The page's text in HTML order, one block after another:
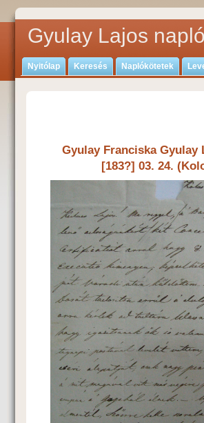
Gyulay Lajos
Nyitólap Keresés Naplókötetek
Gyulay Franciska Gyulay
[183?] 03. 24.